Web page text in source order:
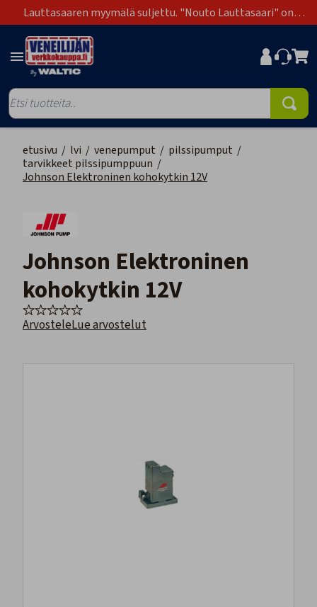
Lauttasaaren myymälä suljettu. "Nouto Lauttasaari" on
poistunut toimitustapavaihtoehdoista.
etusivu / lvi / venepumput / pilssipumput /
tarvikkeet pilssipumppuun /
Johnson Elektroninen kohokytkin 12V
Johnson Elektroninen
kohokytkin 12V
ArvosteleLue arvostelut